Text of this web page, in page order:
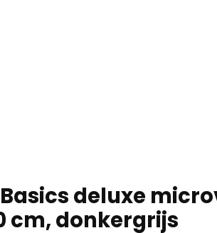
deluxe
cm, donkergrijs